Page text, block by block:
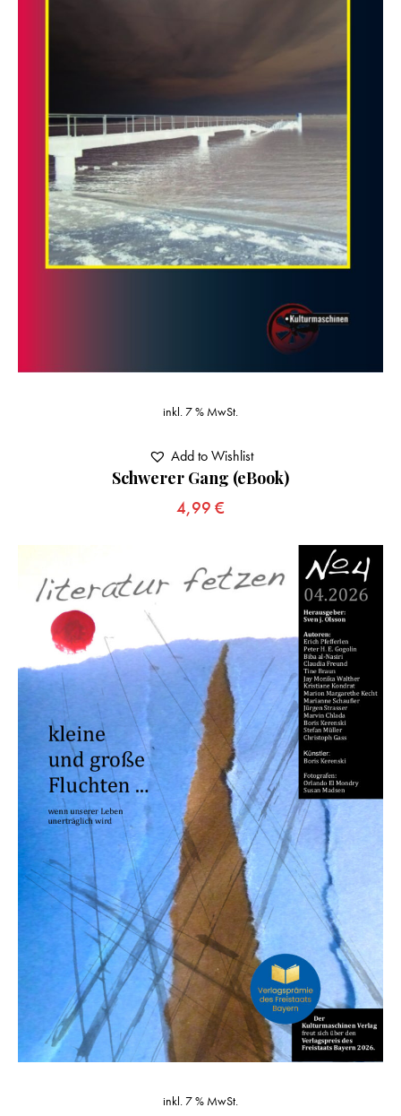
Schwerer Gang (eBook)
4,99 €
inkl. 7 % MwSt.
Add to Wishlist
inkl. 7 % MwSt.